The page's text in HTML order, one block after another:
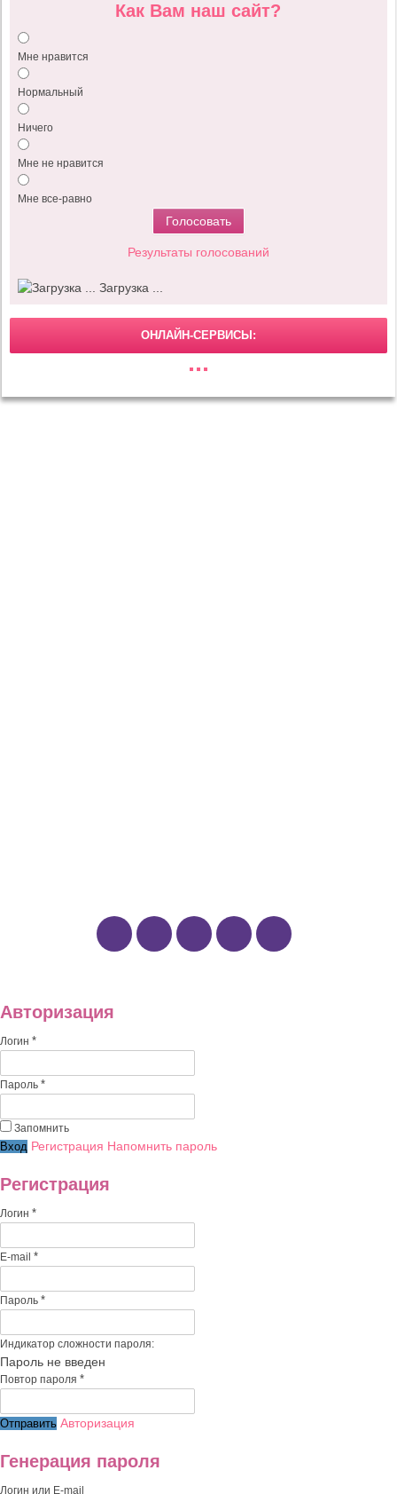
Как Вам наш сайт?
Мне нравится
Нормальный
Ничего
Мне не нравится
Мне все-равно
Результаты голосований
Загрузка ...
ОНЛАЙН-СЕРВИСЫ:
Авторизация
Логин *
Пароль *
Запомнить
Регистрация Напомнить пароль
Регистрация
Логин *
E-mail *
Пароль *
Индикатор сложности пароля:
Пароль не введен
Повтор пароля *
Авторизация
Генерация пароля
Логин или E-mail